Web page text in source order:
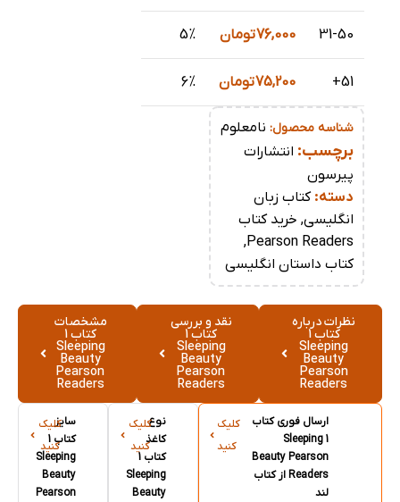
31-50
76,000تومان 5%
51+
75,200تومان 6%
دسته: کتاب زبان
انگلیسی, خرید کتاب
Pearson Readers
,
کتاب داستان انگلیسی
برچسب: انتشارات
پیرسون
شناسه محصول: نامعلوم
نظرات درباره
کتاب 1
Sleeping
Beauty
Pearson
Readers
نقد و بررسی
کتاب 1
Sleeping
Beauty
Pearson
Readers
مشخصات
کتاب 1
Sleeping
Beauty
Pearson
Readers
ارسال فوری کتاب
1 Sleeping
Beauty Pearson
Readers از کتاب
لند
کلیک
کنید
نوع
کاغذ
کتاب 1
Sleeping
Beauty
کلیک
کنید
سایز
کتاب 1
Sleeping
Beauty
Pearson
کلیک
کنید